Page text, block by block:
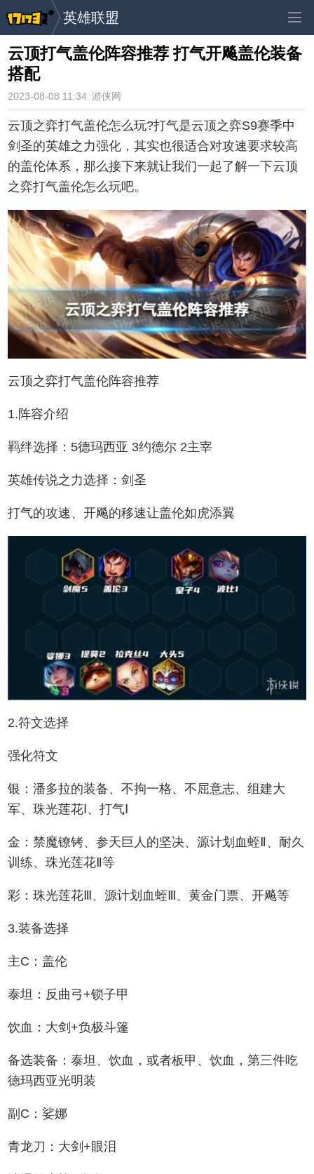
英雄联盟
云顶打气盖伦阵容推荐 打气开飚盖伦装备
搭配
2023-08-08 11:34 游侠网
云顶之弈打气盖伦怎么玩?打气是云顶之弈S9赛季中
剑圣的英雄之力强化，其实也很适合对攻速要求较高
的盖伦体系，那么接下来就让我们一起了解一下云顶
之弈打气盖伦怎么玩吧。
云顶之弈打气盖伦阵容推荐
1.阵容介绍
羁绊选择：5德玛西亚 3约德尔 2主宰
英雄传说之力选择：剑圣
打气的攻速、开飚的移速让盖伦如虎添翼
2.符文选择
强化符文
银：潘多拉的装备、不拘一格、不屈意志、组建大
军、珠光莲花Ⅰ、打气Ⅰ
金：禁魔镣铐、参天巨人的坚决、源计划血蛭Ⅱ、耐久
训练、珠光莲花Ⅱ等
彩：珠光莲花Ⅲ、源计划血蛭Ⅲ、黄金门票、开飚等
3.装备选择
主C：盖伦
泰坦：反曲弓+锁子甲
饮血：大剑+负极斗篷
备选装备：泰坦、饮血，或者板甲、饮血，第三件吃
德玛西亚光明装
副C：娑娜
青龙刀：大剑+眼泪